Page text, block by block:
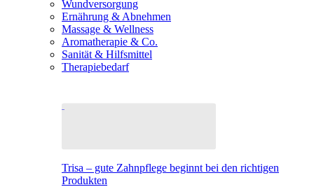
Wundversorgung
Ernährung & Abnehmen
Massage & Wellness
Aromatherapie & Co.
Sanität & Hilfsmittel
Therapiebedarf
Trisa – gute Zahnpflege beginnt bei den richtigen
Produkten